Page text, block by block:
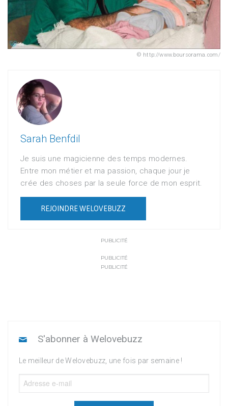
http://www.boursorama.com/
Sarah Benfdil
Je suis une magicienne des temps modernes.
Entre mon métier et ma passion, chaque jour je
crée des choses par la seule force de mon esprit.
REJOINDRE WELOVEBUZZ
PUBLICITÉ
PUBLICITÉ
PUBLICITÉ
S'abonner à Welovebuzz
Le meilleur de Welovebuzz, une fois par semaine !